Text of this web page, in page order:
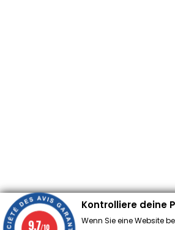
Kontrolliere deine
Wenn Sie eine Website
9.7/10